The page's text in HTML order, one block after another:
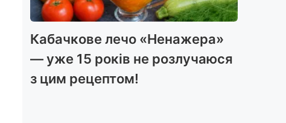
Кабачкове лечо «Ненажера»
— уже 15 років не розлучаюся
з цим рецептом!